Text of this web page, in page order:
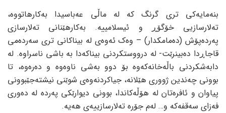
بنەمایەکی تری گرنگ کە لە ماڵی عەباسیدا بەکارهاتووە،
تەلارسازیی خۆگۆڕ و ئیسلامییە. بەکارهێنانی تەلارسازی
پەردەپۆش (دەمامکدار) – وەک ئەوەی لە بیناکانی تری سەردەمی
قاجاڕدا دەبینرێت- لە درووستکردنی بیناکەدا بە باشی ناسراوە. لە
دابەشکردنی باڵەخانەکەوە بۆ دوو بەشی ناوەوە و دەرەوە، تا
بوونی چەندین ژووری هێلانە، جیاکردنەوەی شوێنی نیشتەجێبوونی
پیاوان و ئافرەتان لە هۆڵەکاندا، بوونی دیوارێکی پەردە لە دەوری
فەزای سەقفەکە و… لەم جۆرە تەلارسازییەی هەیە.